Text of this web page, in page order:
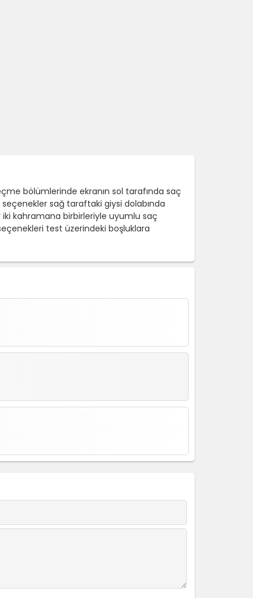
bölümlerinde ekranın sol tarafında saç
sağ taraftaki giysi dolabında
iki kahramana birbirleriyle uyumlu saç
test üzerindeki boşluklara